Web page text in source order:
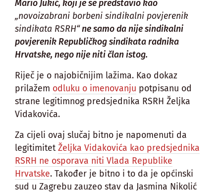
Mario Jukić, koji je se predstavio kao
„novoizabrani borbeni sindikalni povjerenik
sindikata RSRH“ne samo da nije sindikalni
povjerenik Republičkog sindikata radnika
Hrvatske, nego nije niti član istog.
Riječ je o najobičnijim lažima. Kao dokaz
prilažem odluku o imenovanju potpisanu od
strane legitimnog predsjednika RSRH Željka
Vidakovića.
Za cijeli ovaj slučaj bitno je napomenuti da
legitimitetŽeljka Vidakovića kao predsjednika
RSRH ne osporava niti Vlada Republike
Hrvatske. Također je bitno i to da je općinski
sud u Zagrebu zauzeo stav da Jasmina Nikolić